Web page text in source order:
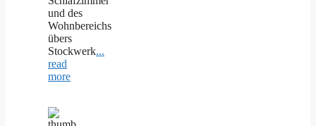
und des
Wohnbereichs
übers
Stockwerk...
read
more